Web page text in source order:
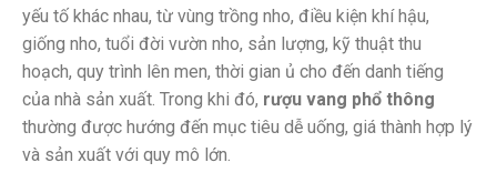
yếu tố khác nhau, từ vùng trồng nho, điều kiện khí hậu,
giống nho, tuổi đời vườn nho, sản lượng, kỹ thuật thu
hoạch, quy trình lên men, thời gian ủ cho đến danh tiếng
của nhà sản xuất. Trong khi đó, rượu vang phổ thông
thường được hướng đến mục tiêu dễ uống, giá thành hợp lý
và sản xuất với quy mô lớn.